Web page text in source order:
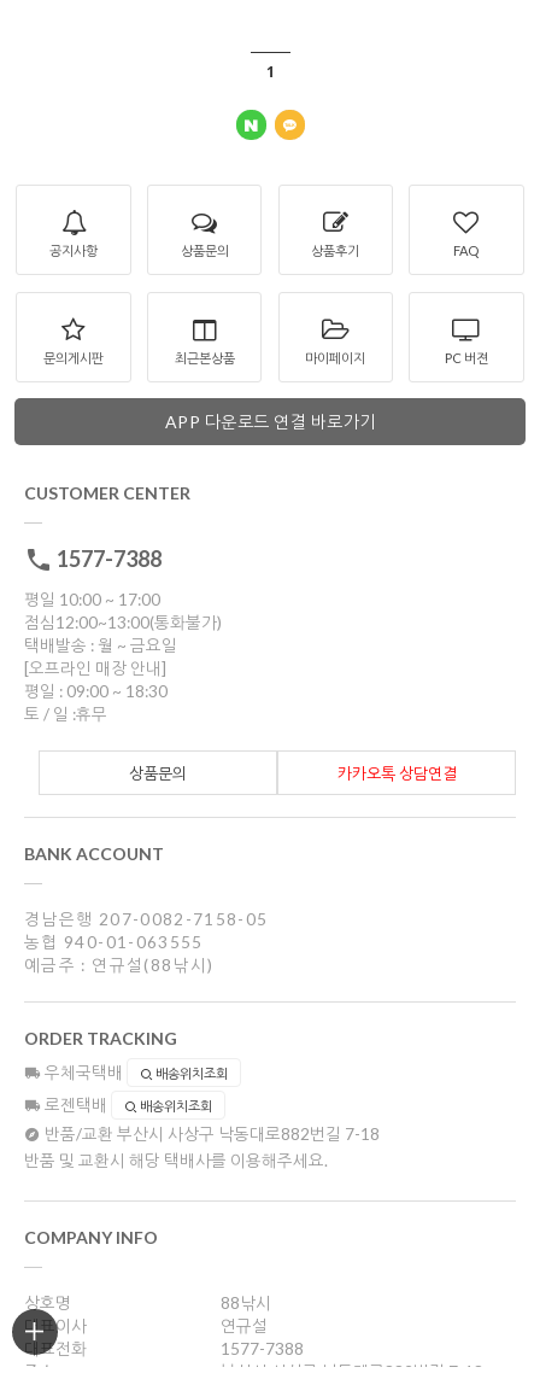
1
공지사항 상품문의 상품후기 FAQ
문의게시판 최근본상품 마이페이지 PC 버젼
APP 다운로드 연결 바로가기
CUSTOMER CENTER
1577-7388
평일 10:00 ~ 17:00
점심12:00~13:00(통화불가)
택배발송 : 월 ~ 금요일
[오프라인 매장 안내]
평일 : 09:00 ~ 18:30
토 / 일 :휴무
카카오톡 상담연결
상품문의
BANK ACCOUNT
경남은행 207-0082-7158-05
농협 940-01-063555
예금주 : 연규설(88낚시)
ORDER TRACKING
우체국택배 배송위치조회
로젠택배 배송위치조회
반품/교환 부산시 사상구 낙동대로882번길 7-18
반품 및 교환시 해당 택배사를 이용해주세요.
COMPANY INFO
상호명
88낚시
대표이사
연규설
대표전화
1577-7388
주소
부산시 사상구 낙동대로882번길 7-18